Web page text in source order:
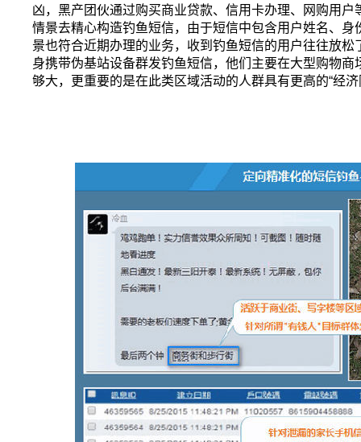
凶，黑产团伙通过购买商业贷款、信用卡办理、网购用
情景去精心构造钓鱼短信，由于短信中包含用户姓名、
景也符合近期办理的业务，收到钓鱼短信的用户往往放松
身携带伪基站设备群发钓鱼短信，他们主要在大型购物
够大，更重要的是在此类区域活动的人群具有更高的“经济